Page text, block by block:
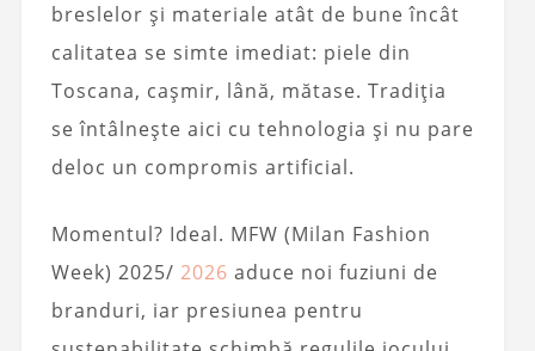
breslelor și materiale atât de bune încât
calitatea se simte imediat: piele din
Toscana, cașmir, lână, mătase. Tradiția
se întâlnește aici cu tehnologia și nu pare
deloc un compromis artificial.
Momentul? Ideal. MFW (Milan Fashion
Week) 2025/ 2026 aduce noi fuziuni de
branduri, iar presiunea pentru